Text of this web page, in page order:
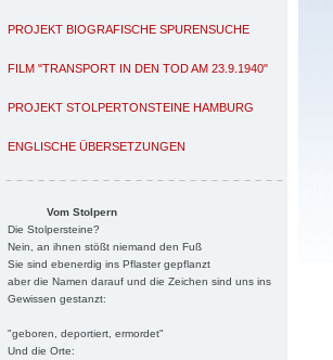
PROJEKT BIOGRAFISCHE SPURENSUCHE
FILM "TRANSPORT IN DEN TOD AM 23.9.1940"
PROJEKT STOLPERTONSTEINE HAMBURG
ENGLISCHE ÜBERSETZUNGEN
Vom Stolpern
Die Stolpersteine?
Nein, an ihnen stößt niemand den Fuß
Sie sind ebenerdig ins Pflaster gepflanzt
aber die Namen darauf und die Zeichen sind uns ins
Gewissen gestanzt:
"geboren, deportiert, ermordet"
Und die Orte: